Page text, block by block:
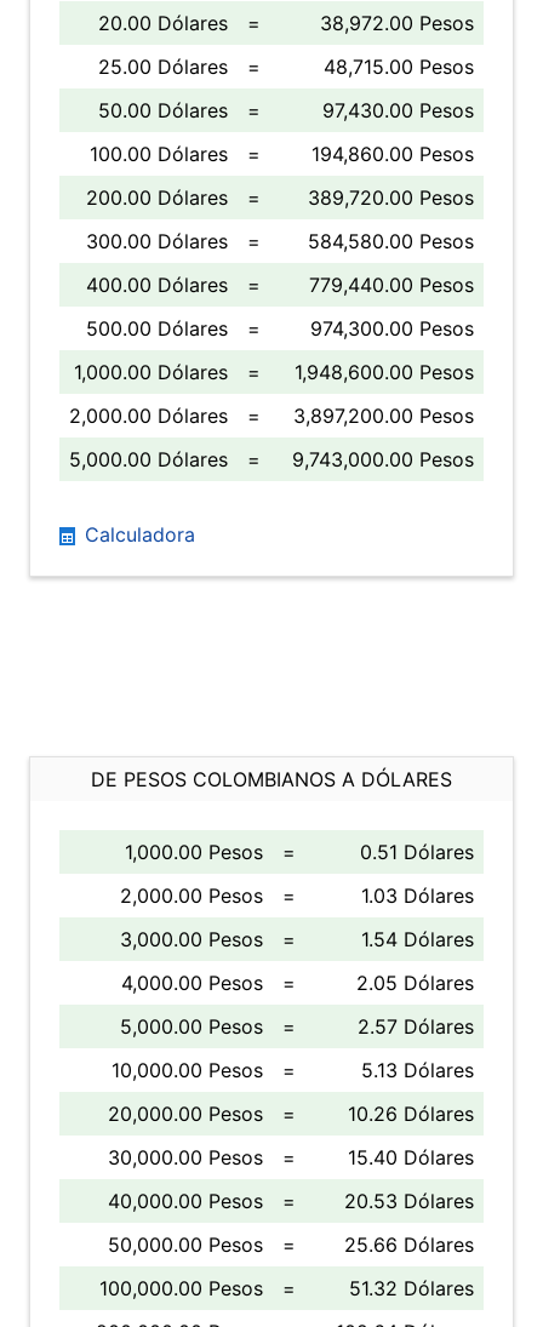
20.00 Dólares
=
38,972.00 Pesos
25.00 Dólares
=
48,715.00 Pesos
50.00 Dólares
=
97,430.00 Pesos
100.00 Dólares
=
194,860.00 Pesos
200.00 Dólares
=
389,720.00 Pesos
300.00 Dólares
=
584,580.00 Pesos
400.00 Dólares
=
779,440.00 Pesos
500.00 Dólares
=
974,300.00 Pesos
1,000.00 Dólares
=
1,948,600.00 Pesos
2,000.00 Dólares
=
3,897,200.00 Pesos
5,000.00 Dólares
= 9,743,000.00 Pesos
Calculadora
DE PESOS COLOMBIANOS A DÓLARES
1,000.00 Pesos =
0.51 Dólares
2,000.00 Pesos
=
1.03 Dólares
3,000.00 Pesos
=
1.54 Dólares
4,000.00 Pesos
=
2.05 Dólares
5,000.00 Pesos
=
2.57 Dólares
10,000.00 Pesos
=
5.13 Dólares
20,000.00 Pesos
=
10.26 Dólares
30,000.00 Pesos
=
15.40 Dólares
40,000.00 Pesos
=
20.53 Dólares
50,000.00 Pesos
=
25.66 Dólares
100,000.00 Pesos
=
51.32 Dólares